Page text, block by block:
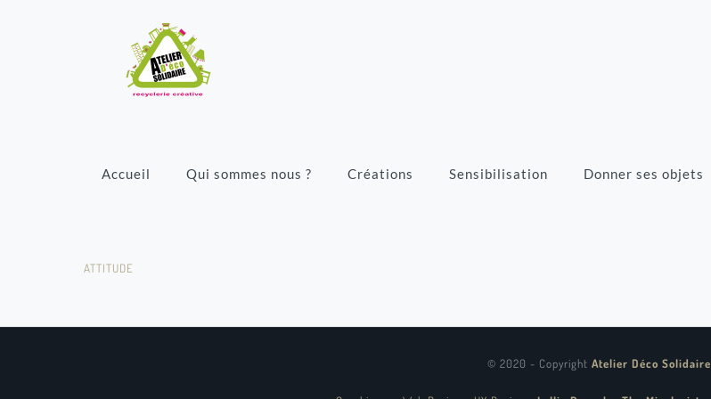
Accueil Qui sommes nous ? Créations Sensibilisation Donner ses objets
ATTITUDE
© 2020 - Copyright Atelier Déco Solidaire